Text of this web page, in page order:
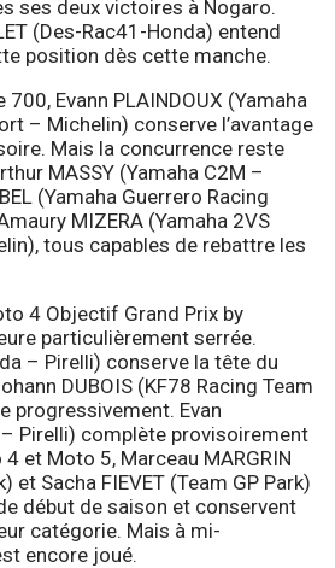
ses deux victoires à Nogaro.
(Des-Rac41-Honda) entend
position dès cette manche.
700, Evann PLAINDOUX (Yamaha
– Michelin) conserve l’avantage
Mais la concurrence reste
MASSY (Yamaha C2M –
(Yamaha Guerrero Racing
MIZERA (Yamaha 2VS
tous capables de rebattre les
4 Objectif Grand Prix by
particulièrement serrée.
– Pirelli) conserve la tête du
DUBOIS (KF78 Racing Team
progressivement. Evan
– Pirelli) complète provisoirement
et Moto 5, Marceau MARGRIN
et Sacha FIEVET (Team GP Park)
début de saison et conservent
catégorie. Mais à mi-
encore joué.